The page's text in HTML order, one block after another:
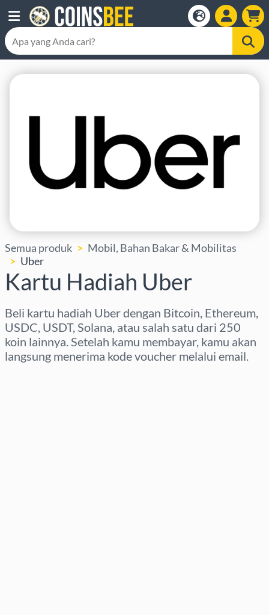
Semua produk
Mobil, Bahan Bakar & Mobilitas
Uber
Kartu Hadiah Uber
Beli kartu hadiah Uber dengan Bitcoin, Ethereum,
USDC, USDT, Solana, atau salah satu dari 250
koin lainnya. Setelah kamu membayar, kamu akan
langsung menerima kode voucher melalui email.